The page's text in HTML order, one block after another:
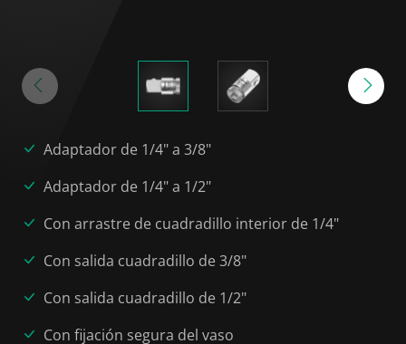
Adaptador de 1/4" a 3/8"
Adaptador de 1/4" a 1/2"
Con arrastre de cuadradillo interior de 1/4"
Con salida cuadradillo de 3/8"
Con salida cuadradillo de 1/2"
Con fijación segura del vaso